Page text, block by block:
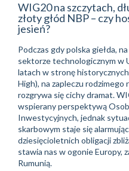
WIG20 na szczytach,
złoty głód NBP – czy
jesień?
Podczas gdy polska giełda,
sektorze technologicznym w
latach w stronę
High), na zapleczu
rozgrywa się cichy dramat.
wspierany perspektywą
Inwestycyjnych, jednak
skarbowym staje się
dziesięcioletnich obligacji
stawia nas w ogonie Europy,
Rumunią.